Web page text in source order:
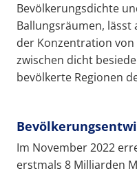
Bevölkerungsdichte
Ballungsräumen,
der Konzentration
zwischen dicht
bevölkerte Regionen
Im November 2022
erstmals 8 Milliarden